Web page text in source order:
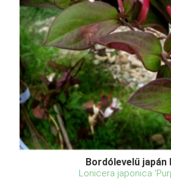
Bordólevelű japán
Lonicera japonica